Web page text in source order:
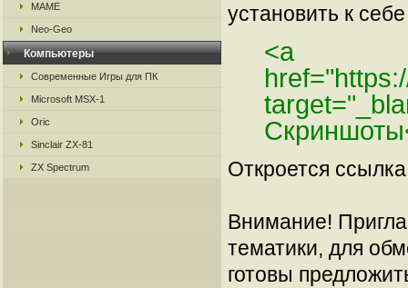
MAME
Neo-Geo
Компьютеры
Современные Игры для ПК
Microsoft MSX-1
Oric
Sinclair ZX-81
ZX Spectrum
установить к
<a
Откроется
Внимание!
тематики, для
готовы